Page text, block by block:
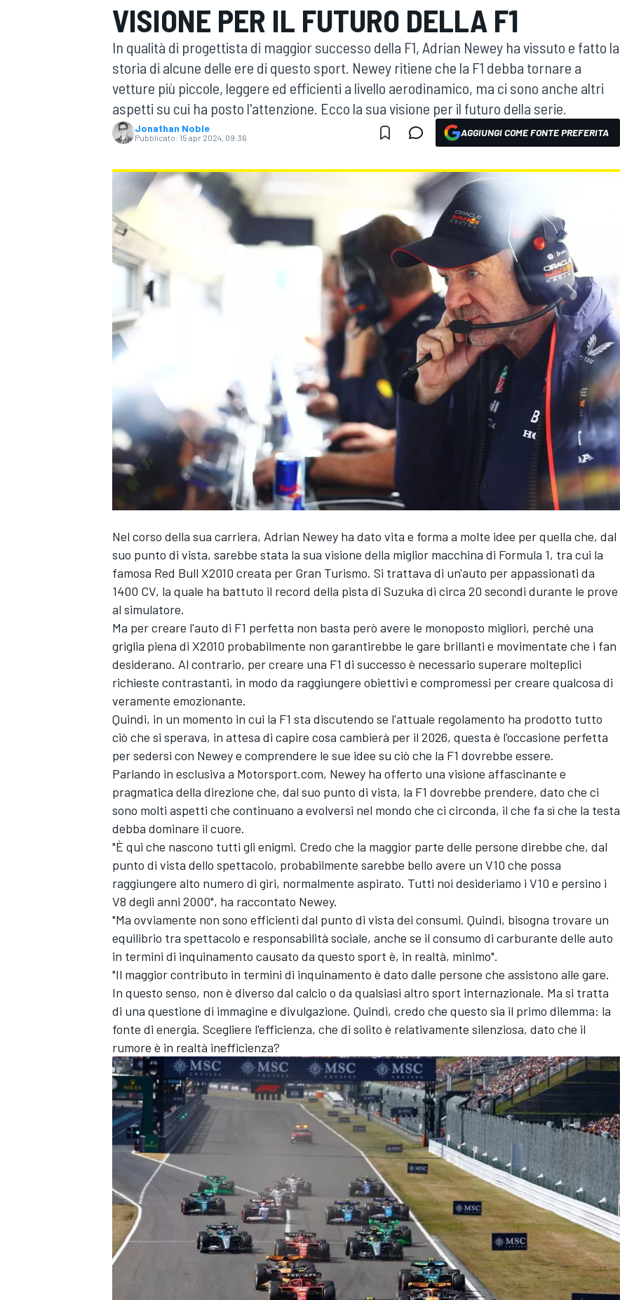
MOTOGP WEC
WRC
MONOPOSTO
ENDURANCE/GT
VISIONE PER IL FUTURO DELLA F1
In qualità di progettista di maggior successo della F1, Adrian Newey ha vissuto e fatto la
storia di alcune delle ere di questo sport. Newey ritiene che la F1 debba tornare a
vetture più piccole, leggere ed efficienti a livello aerodinamico, ma ci sono anche altri
aspetti su cui ha posto l'attenzione. Ecco la sua visione per il futuro della serie.
Jonathan Noble
Pubblicato: 15 apr 2024, 09:36 AGGIUNGI COME FONTE PREFERITA
Nel corso della sua carriera, Adrian Newey ha dato vita e forma a molte idee per quella che, dal
suo punto di vista, sarebbe stata la sua visione della miglior macchina di Formula 1, tra cui la
famosa Red Bull X2010 creata per Gran Turismo. Si trattava di un'auto per appassionati da
1400 CV, la quale ha battuto il record della pista di Suzuka di circa 20 secondi durante le prove
al simulatore.
Ma per creare l'auto di F1 perfetta non basta però avere le monoposto migliori, perché una
griglia piena di X2010 probabilmente non garantirebbe le gare brillanti e movimentate che i fan
desiderano. Al contrario, per creare una F1 di successo è necessario superare molteplici
richieste contrastanti, in modo da raggiungere obiettivi e compromessi per creare qualcosa di
veramente emozionante.
Quindi, in un momento in cui la F1 sta discutendo se l'attuale regolamento ha prodotto tutto
ciò che si sperava, in attesa di capire cosa cambierà per il 2026, questa è l'occasione perfetta
per sedersi con Newey e comprendere le sue idee su ciò che la F1 dovrebbe essere.
Parlando in esclusiva a Motorsport.com, Newey ha offerto una visione affascinante e
pragmatica della direzione che, dal suo punto di vista, la F1 dovrebbe prendere, dato che ci
sono molti aspetti che continuano a evolversi nel mondo che ci circonda, il che fa sì che la testa
debba dominare il cuore.
"È qui che nascono tutti gli enigmi. Credo che la maggior parte delle persone direbbe che, dal
punto di vista dello spettacolo, probabilmente sarebbe bello avere un V10 che possa
raggiungere alto numero di giri, normalmente aspirato. Tutti noi desideriamo i V10 e persino i
V8 degli anni 2000", ha raccontato Newey.
"Ma ovviamente non sono efficienti dal punto di vista dei consumi. Quindi, bisogna trovare un
equilibrio tra spettacolo e responsabilità sociale, anche se il consumo di carburante delle auto
in termini di inquinamento causato da questo sport è, in realtà, minimo".
"Il maggior contributo in termini di inquinamento è dato dalle persone che assistono alle gare.
In questo senso, non è diverso dal calcio o da qualsiasi altro sport internazionale. Ma si tratta
di una questione di immagine e divulgazione. Quindi, credo che questo sia il primo dilemma: la
fonte di energia. Scegliere l'efficienza, che di solito è relativamente silenziosa, dato che il
rumore è in realtà inefficienza?